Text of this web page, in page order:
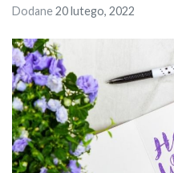
Dodane20 lutego, 2022